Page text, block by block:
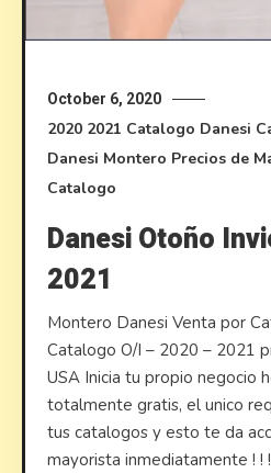
October 6, 2020
2020 2021 Catalogo Danesi
Danesi Montero Precios de
Catalogo
Danesi Otoño
2021
Montero Danesi Venta por
Catalogo O/I – 2020 – 2021
USA Inicia tu propio negocio
totalmente gratis, el unico
tus catalogos y esto te da
mayorista inmediatamente ! !